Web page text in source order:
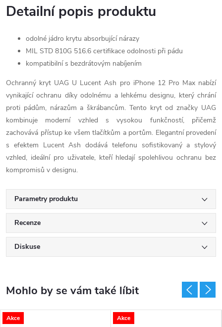
Detailní popis produktu
odolné jádro krytu absorbující nárazy
MIL STD 810G 516.6 certifikace odolnosti při pádu
kompatibilní s bezdrátovým nabíjením
Ochranný kryt UAG U Lucent Ash pro iPhone 12 Pro Max nabízí
vynikající ochranu díky odolnému a lehkému designu, který chrání
proti pádům, nárazům a škrábancům. Tento kryt od značky UAG
kombinuje moderní vzhled s vysokou funkčností, přičemž
zachovává přístup ke všem tlačítkům a portům. Elegantní provedení
s efektem Lucent Ash dodává telefonu sofistikovaný a stylový
vzhled, ideální pro uživatele, kteří hledají spolehlivou ochranu bez
kompromisů v designu.
Parametry produktu
Recenze
Diskuse
Akce Akce